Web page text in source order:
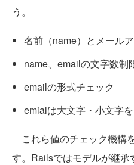
う。
名前（name）とメール
name、emailの文字数制
emailの形式チェック
emialは大文字・小文字
これら値のチェック機構
す。Railsではモデルが継